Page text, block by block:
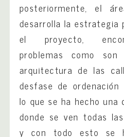
posteriormente, el
desarrolla la estrategia
el proyecto,
problemas como
arquitectura de las
desfase de
lo que se ha hecho
donde se ven todas
y con todo esto se